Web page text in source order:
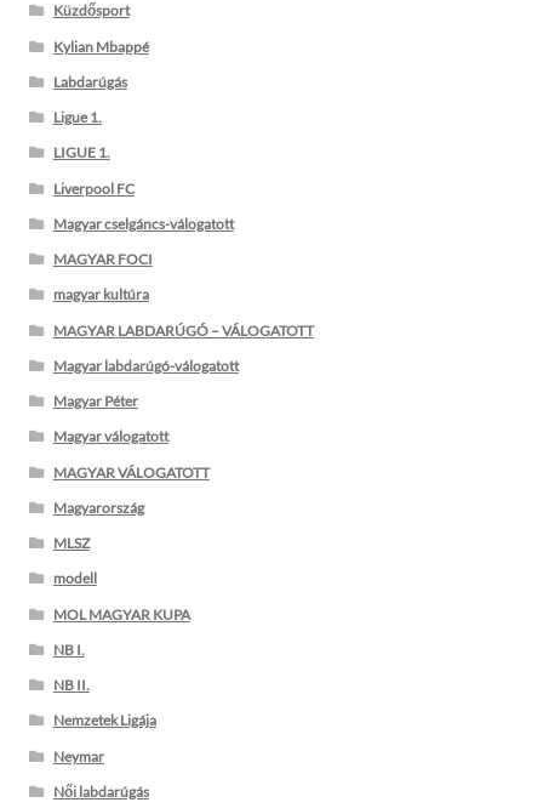
Küzdősport
Kylian Mbappé
Labdarúgás
Ligue 1.
LIGUE 1.
Liverpool FC
Magyar cselgáncs-válogatott
MAGYAR FOCI
magyar kultúra
MAGYAR LABDARÚGÓ – VÁLOGATOTT
Magyar labdarúgó-válogatott
Magyar Péter
Magyar válogatott
MAGYAR VÁLOGATOTT
Magyarország
MLSZ
modell
MOL MAGYAR KUPA
NB I.
NB II.
Nemzetek Ligája
Neymar
Női labdarúgás